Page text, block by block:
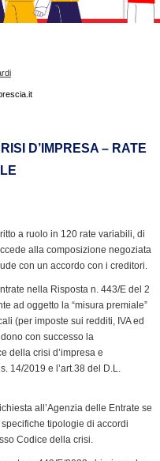
D’IMPRESA – RATE
a ruolo in 120 rate variabili, di
alla composizione negoziata
con un accordo con i creditori.
nella Risposta n. 443/E del 2
ad oggetto la “misura premiale”
(per imposte sui redditi, IVA ed
con successo la
della crisi d’impresa e
14/2019 e l’art.38 del D.L.
all’Agenzia delle Entrate se
tipologie di accordi
Codice della crisi.